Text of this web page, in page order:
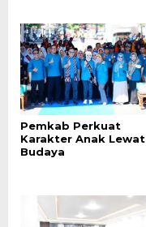
Pemkab Perkuat
Karakter Anak Lewat
Budaya